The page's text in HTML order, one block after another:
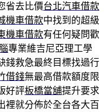
省去比價台北汽車借款
機車借款中找到的超級
機車借款有任何疑問歡
專業維吉尼亞理工學
錢救急最終目標找過行
借錢無最高借款額度限
好評板橋當舖提升要求
裡就分佈於全台各大百